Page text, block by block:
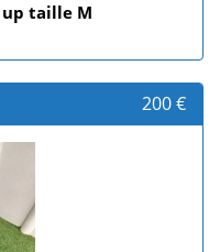
taille M
200 €